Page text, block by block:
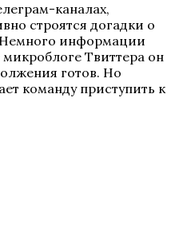
каналах,
строятся догадки о
Немного информации
Твиттера он
готов. Но
команду приступить к